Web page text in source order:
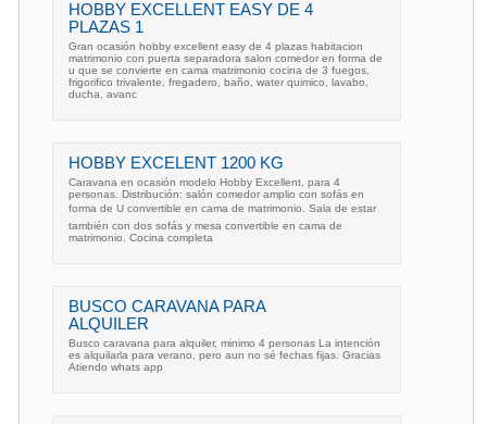
HOBBY EXCELLENT EASY DE 4
PLAZAS 1
Gran ocasión hobby excellent easy de 4 plazas habitacion
matrimonio con puerta separadora salon comedor en forma de
u que se convierte en cama matrimonio cocina de 3 fuegos,
frigorifico trivalente, fregadero, baño, water quimico, lavabo,
ducha, avanc
HOBBY EXCELENT 1200 KG
Caravana en ocasión modelo Hobby Excellent, para 4
personas. Distribución: salón comedor amplio con sofás en
forma de U convertible en cama de matrimonio. Sala de estar
también con dos sofás y mesa convertible en cama de
matrimonio. Cocina completa
BUSCO CARAVANA PARA
ALQUILER
Busco caravana para alquiler, minimo 4 personas La intención
es alquilarla para verano, pero aun no sé fechas fijas. Gracias
Atiendo whats app